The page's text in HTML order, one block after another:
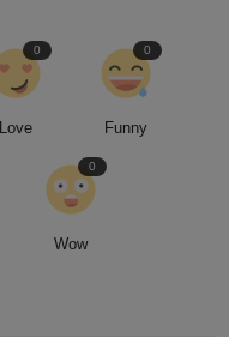
Love
0
Funny
0
Wow
0